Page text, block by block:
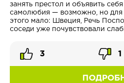
занять престол и объявить
самолюбия — возможно, но
этого мало: Швеция, Речь
соседи уже почувствовали
3 1